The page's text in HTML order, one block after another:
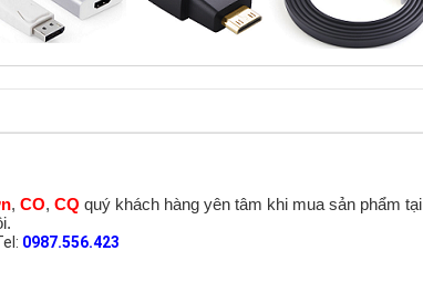
, CO, CQ quý khách hàng yên tâm khi mua sản phẩm tại
0987.556.423